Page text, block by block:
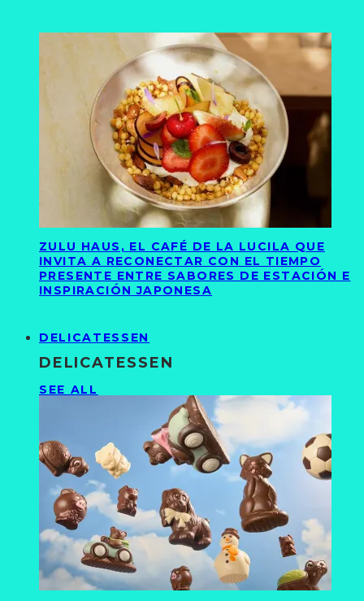
ZULU HAUS, EL CAFÉ DE LA LUCILA QUE
INVITA A RECONECTAR CON EL TIEMPO
PRESENTE ENTRE SABORES DE ESTACIÓN E
INSPIRACIÓN JAPONESA
DELICATESSEN
DELICATESSEN
SEE ALL